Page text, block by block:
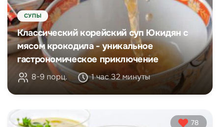
СУПЫ
Классический корейский суп Юкидян с
мясом крокодила - уникальное
гастрономическое приключение
8-9 порц. 1 час 32 минуты
78